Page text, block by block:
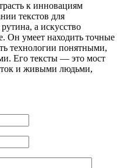
к инновациям
текстов для
а искусство
Он умеет находить точные
технологии понятными,
Его тексты — это мост
и живыми людьми,